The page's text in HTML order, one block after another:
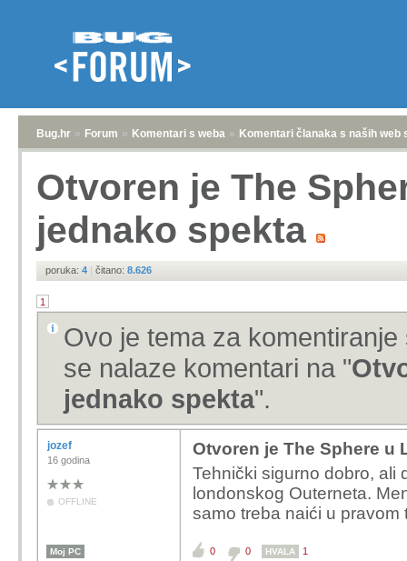
Bug.hr » Forum » Komentari s weba » Komentari članaka s naših web
Otvoren je The
jednako spekta
poruka: 4 | čitano: 8.626
1
Ovo je tema za
se nalaze komentari na "
jednako spekta".
jozef
16 godina
OFFLINE
Otvoren je The Sphere u
Tehnički sigurno dobro, ali
londonskog Outerneta.
samo treba naići u
Moj PC 0 0 HVALA 1